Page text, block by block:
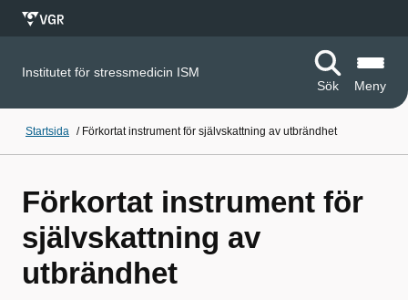
Institutet för stressmedicin ISM
Sök
Meny
Startsida / Förkortat instrument för självskattning av utbrändhet
Förkortat instrument för
självskattning av
utbrändhet